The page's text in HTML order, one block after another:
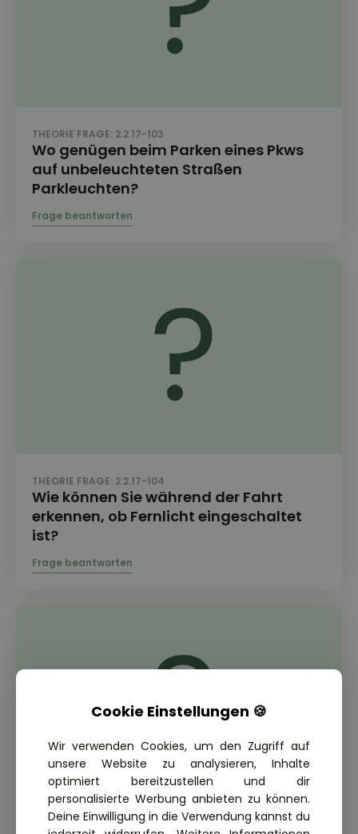
THEORIE FRAGE: 2.2.17-103
Wo genügen beim Parken eines Pkws
auf unbeleuchteten Straßen
Parkleuchten?
THEORIE FRAGE: 2.2.17-104
Wie können Sie während der Fahrt
erkennen, ob Fernlicht eingeschaltet
ist?
THEORIE FRAGE: 2.2.17-109
Cookie Einstellungen 🍪
Wir verwenden Cookies, um den Zugriff auf
unsere Website zu analysieren, Inhalte
optimiert bereitzustellen und dir
personalisierte Werbung anbieten zu können.
Deine Einwilligung in die Verwendung kannst du